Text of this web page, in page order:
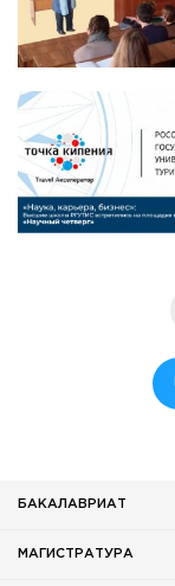
БАКАЛАВРИАТ
МАГИСТРАТУРА